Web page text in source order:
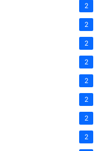
2
2
2
2
2
2
2
2